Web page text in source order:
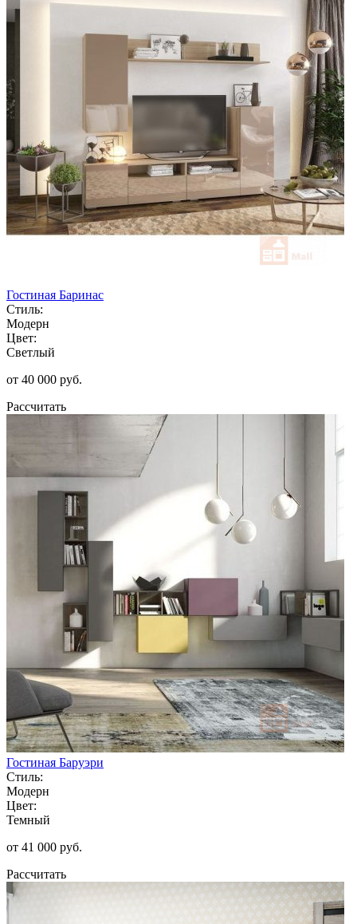
Гостиная Баринас
Стиль:
Модерн
Цвет:
Светлый
от 40 000 руб.
Рассчитать
Гостиная Баруэри
Стиль:
Модерн
Цвет:
Темный
от 41 000 руб.
Рассчитать